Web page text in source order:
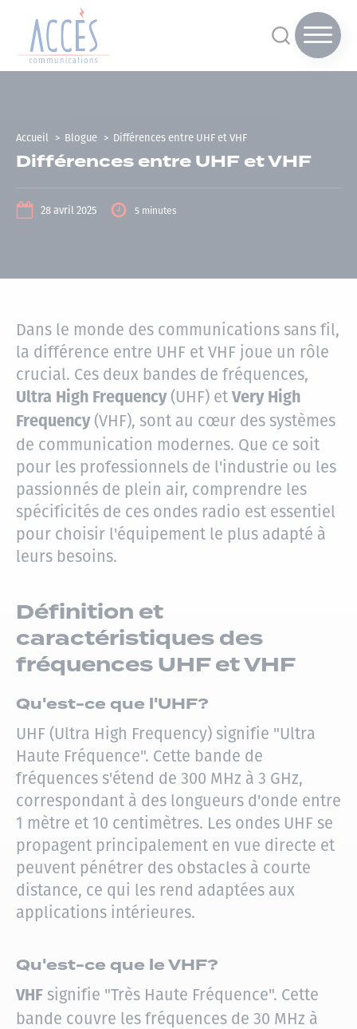
Accueil Blogue Différences entre UHF et VHF
Différences entre UHF et VHF
28 avril 2025 5 minutes
Dans le monde des communications sans fil,
la différence entre UHF et VHF joue un rôle
crucial. Ces deux bandes de fréquences,
Ultra High Frequency(UHF) et Very High
Frequency(VHF), sont au cœur des systèmes
de communication modernes. Que ce soit
pour les professionnels de l'industrie ou les
passionnés de plein air, comprendre les
spécificités de ces ondes radio est essentiel
pour choisir l'équipement le plus adapté à
leurs besoins.
Définition et
caractéristiques des
fréquences UHF et VHF
Qu'est-ce que l'UHF?
UHF (Ultra High Frequency) signifie "Ultra
Haute Fréquence". Cette bande de
fréquences s'étend de 300 MHz à 3 GHz,
correspondant à des longueurs d'onde entre
1 mètre et 10 centimètres. Les ondes UHF se
propagent principalement en vue directe et
peuvent pénétrer des obstacles à courte
distance, ce qui les rend adaptées aux
applications intérieures.
Qu'est-ce que le VHF?
VHF signifie "Très Haute Fréquence". Cette
bande couvre les fréquences de 30 MHz à